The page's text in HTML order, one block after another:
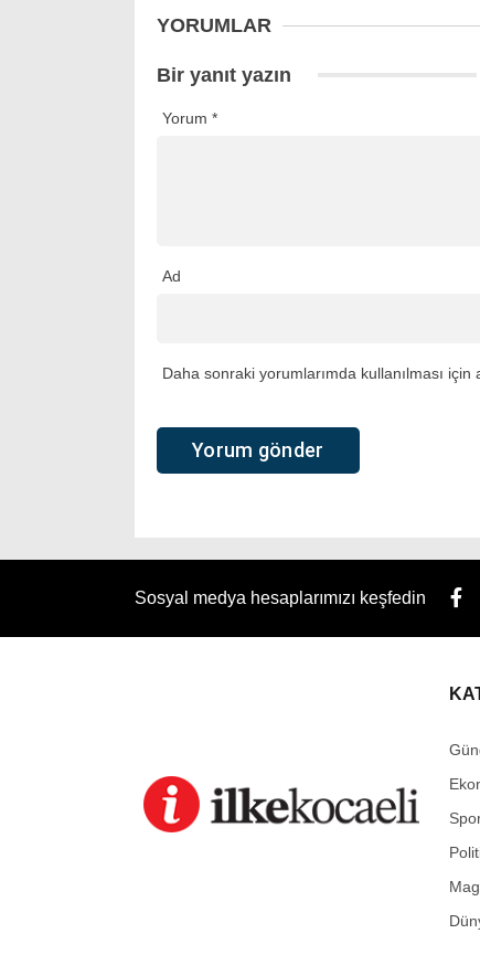
YORUMLAR
Bir yanıt yazın
Yorum *
Ad
Daha sonraki yorumlarımda kullanılması
Sosyal medya hesaplarımızı keşfedin